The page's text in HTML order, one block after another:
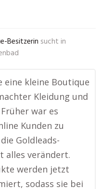
Besitzerin sucht in
eine kleine Boutique
Kleidung und
war es
Kunden zu
Goldleads-
alles verändert.
werden jetzt
sodass sie bei